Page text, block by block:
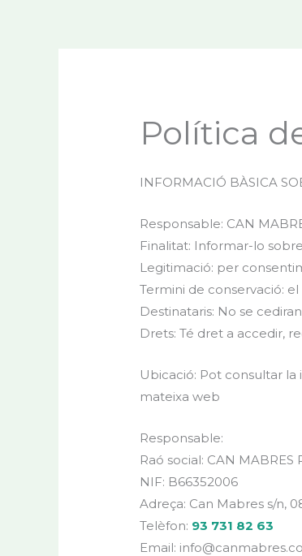
Política
INFORMACIÓ BÀSICA
Responsable: CAN
Finalitat: Informar-lo
Legitimació: per
Termini de conservació:
Destinataris: No se
Drets: Té dret a accedir,
Ubicació: Pot consultar la
mateixa web
Responsable:
Raó social: CAN MABRES
NIF: B66352006
Adreça: Can Mabres s/n,
Telèfon: 93 731 82 63
Email: